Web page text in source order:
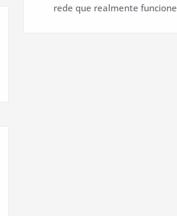
rede que realmente funcione